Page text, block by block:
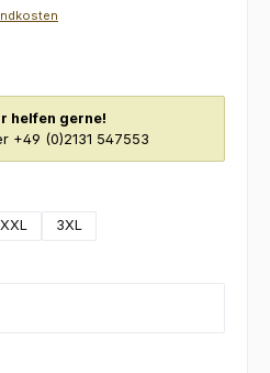
helfen gerne!
+49 (0)2131 547553
nicht verfügbar.)
zurzeit nicht verfügbar.)
XXL 3XL